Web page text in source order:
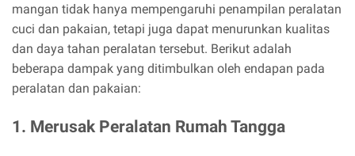
mangan tidak hanya mempengaruhi penampilan peralatan
cuci dan pakaian, tetapi juga dapat menurunkan kualitas
dan daya tahan peralatan tersebut. Berikut adalah
beberapa dampak yang ditimbulkan oleh endapan pada
peralatan dan pakaian:
1. Merusak Peralatan Rumah Tangga